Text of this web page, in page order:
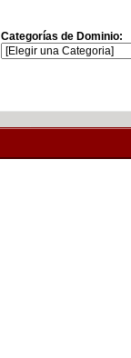
Categorías de Dominio: